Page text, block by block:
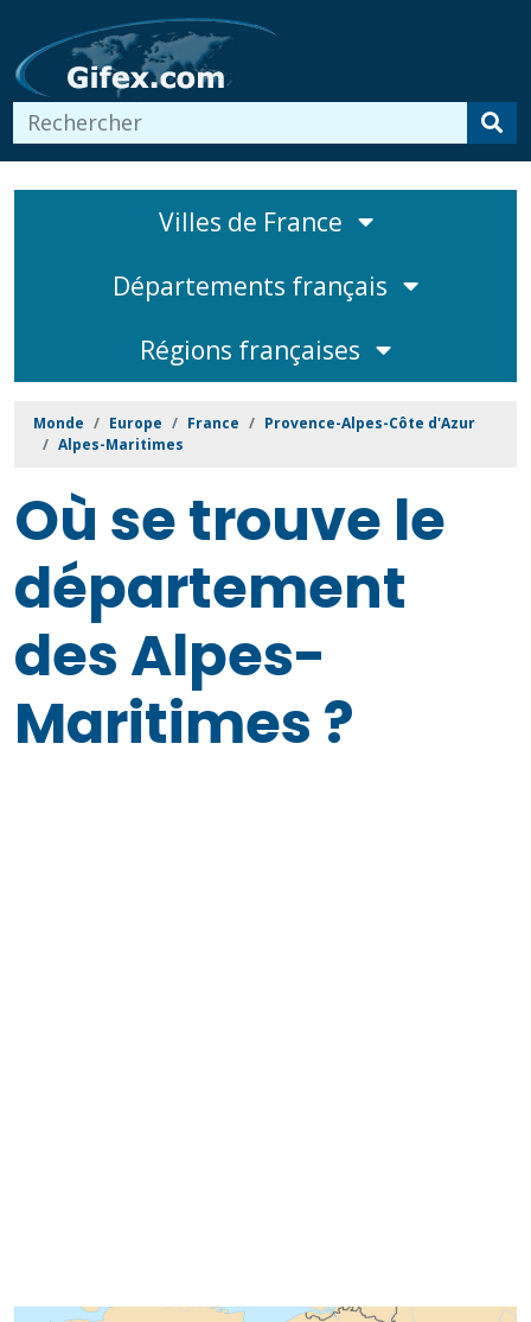
Villes de France
Départements français
Régions françaises
Monde Europe France
Provence-Alpes-Côte d'Azur
Alpes-Maritimes
Où se trouve le
département
des Alpes-
Maritimes ?